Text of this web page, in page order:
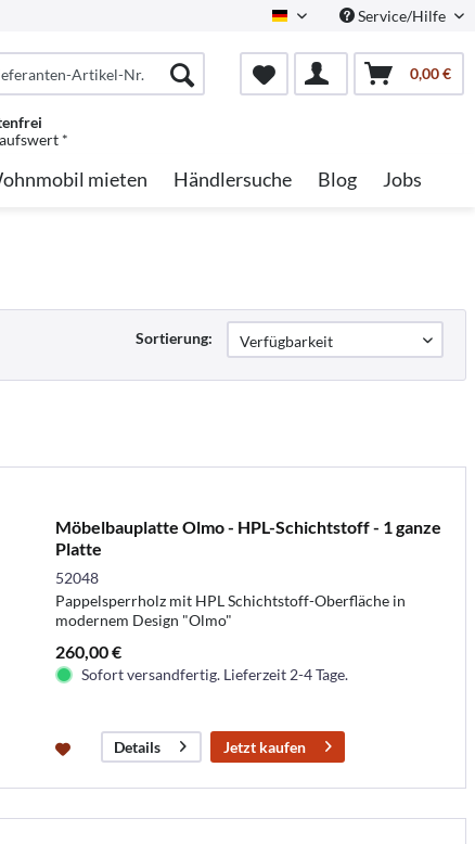
German Service/Hilfe
0,00 €
*
mieten Händlersuche Blog Jobs
Sortierung:
Möbelbauplatte Olmo - HPL-Schichtstoff - 1 ganze
Platte
52048
Pappelsperrholz mit HPL Schichtstoff-Oberfläche in
modernem Design "Olmo"
260,00 €
Sofort versandfertig. Lieferzeit 2-4 Tage.
Details Jetzt kaufen